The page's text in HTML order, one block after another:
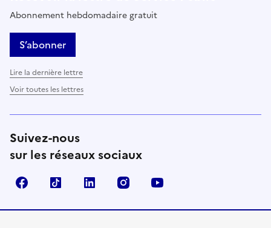
Abonnement hebdomadaire gratuit
S’abonner
Lire la dernière lettre
Voir toutes les lettres
Suivez-nous
sur les réseaux sociaux
FacebookTikTok LinkedIn Instagram